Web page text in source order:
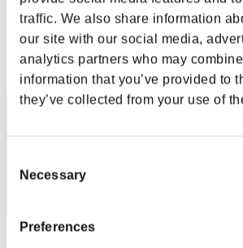
traffic. We also share information
our site with our social media,
analytics partners who may
information that you’ve provided to
they’ve collected from your use of
Selection
Necessary
Preferences
Taka1956
Punteggio:Lv:1/06'57"58
Posizione
12